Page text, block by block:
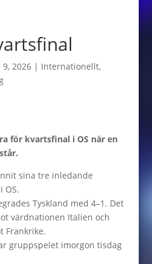
2026| Internationellt,
för kvartsfinal i OS när en
sina tre inledande
OS.
Tyskland med 4–1. Det
värdnationen Italien och
Frankrike.
gruppspelet imorgon tisdag